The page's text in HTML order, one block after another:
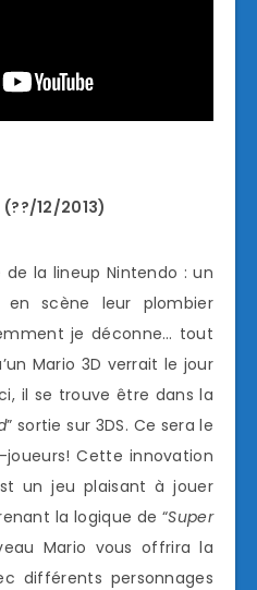
12/2013)
de la lineup Nintendo : un
scène leur plombier
je déconne… tout
Mario 3D verrait le jour
il se trouve être dans la
” sortie sur 3DS. Ce sera le
Cette innovation
un jeu plaisant à jouer
la logique de “Super
Mario vous offrira la
différents personnages